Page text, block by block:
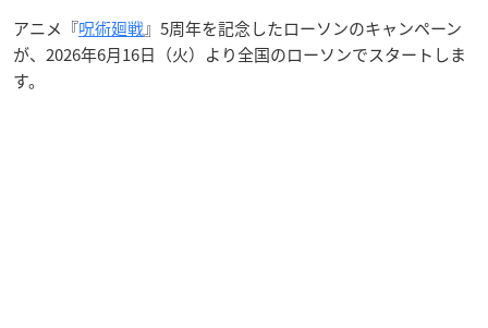
アニメ『呪術廻戦』5周年を記念したローソンのキャンペーン
が、2026年6月16日（火）より全国のローソンでスタートしま
す。